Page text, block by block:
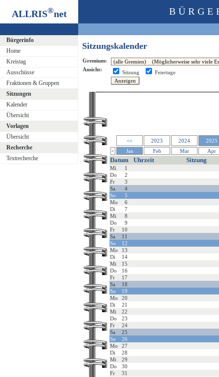
ALLRIS®net
Bürgerinfo
Home
Kreistag
Ausschüsse
Fraktionen & Gruppen
Sitzungen
Kalender
Übersicht
Vorlagen
Übersicht
Recherche
Textrecherche
Sitzungskalender
Gremium:
Ansicht:
Sitzung Feiertage
<< 2023 2024
2025
<
Jan Feb Mar Apr
Datum Uhrzeit Sitzung
Mi
1
Do
2
Fr
3
Sa
4
So
5
Mo
6
Di
7
Mi
8
Do
9
Fr
10
Sa
11
So
12
Mo
13
Di
14
Mi
15
Do
16
Fr
17
Sa
18
So
19
Mo
20
Di
21
Mi
22
Do
23
Fr
24
Sa
25
So
26
Mo
27
Di
28
Mi
29
Do
30
Fr
31